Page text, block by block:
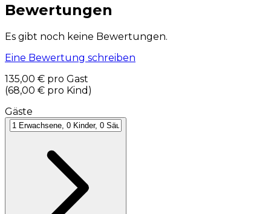
Bewertungen
Es gibt noch keine Bewertungen.
Eine Bewertung schreiben
135,00 € pro Gast
(68,00 € pro Kind )
Gäste